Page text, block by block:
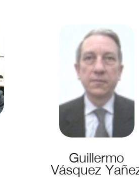
Guillermo
Vásquez